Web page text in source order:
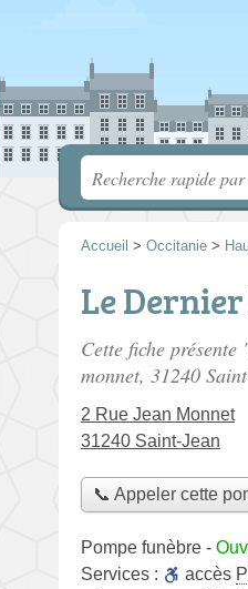
Accueil > Occitanie >
Le
Cette fiche
monnet, 31240
2 Rue Jean Monnet
31240 Saint-Jean
📞 Appeler cette
Pompe funèbre -
Services :
accès